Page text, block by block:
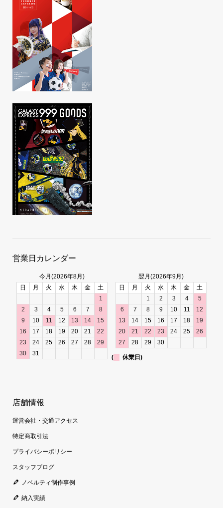
営業日カレンダー
今月(2026年8月)
日
月 火 水 木 金
土
1
2
3 4 5 6 7
8
9
10 11 12 13 14
15
16
17 18 19 20 21
22
23
24 25 26 27 28
29
30
31
翌月(2026年9月)
日
月 火 水 木 金
土
1
2 3 4
5
6
7 8 9 10 11
12
13
14 15 16 17 18
19
20
21 22 23 24 25
26
27
28 29 30
( 休業日)
店舗情報
運営会社・交通アクセス
特定商取引法
プライバシーポリシー
スタッフブログ
ノベルティ制作事例
納入実績